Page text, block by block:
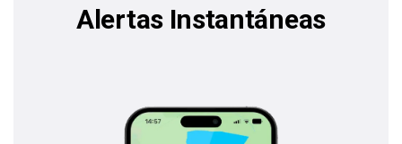
Alertas Instantáneas